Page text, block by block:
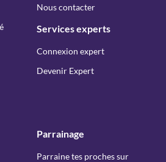
Nous contacter
Services experts
Connexion expert
Devenir Expert
Parrainage
Parraine tes proches sur